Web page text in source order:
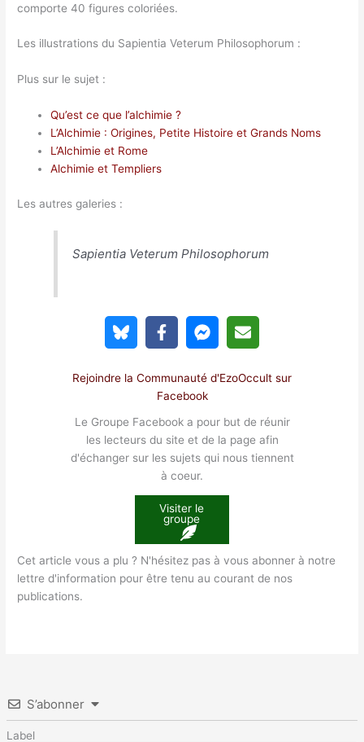
comporte 40 figures coloriées.
Les illustrations du Sapientia Veterum Philosophorum :
Plus sur le sujet :
Qu’est ce que l’alchimie ?
L’Alchimie : Origines, Petite Histoire et Grands Noms
L’Alchimie et Rome
Alchimie et Templiers
Les autres galeries :
Sapientia Veterum Philosophorum
Rejoindre la Communauté d'EzoOccult sur
Facebook
Le Groupe Facebook a pour but de réunir
les lecteurs du site et de la page afin
d'échanger sur les sujets qui nous tiennent
à coeur.
Visiter le
groupe
Cet article vous a plu ? N'hésitez pas à vous abonner à notre
lettre d'information pour être tenu au courant de nos
publications.
S’abonner
Label